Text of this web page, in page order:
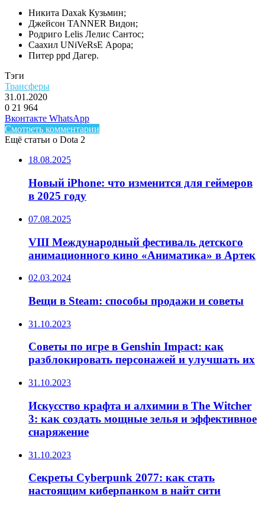
Никита Daxak Кузьмин;
Джейсон TANNER Видон;
Родриго Lelis Лелис Сантос;
Саахил UNiVeRsE Арора;
Питер ppd Дагер.
Тэги
Трансферы
31.01.2020
0 21 964
Facebook
Twitter
LinkedIn
Вконтакте WhatsAppTelegram
Смотреть комментарии
Ещё статьи о Dota 2
18.08.2025
Новый iPhone: что изменится для геймеров
в 2025 году
07.08.2025
VIII Международный фестиваль детского
анимационного кино «Аниматика» в Артек
02.03.2024
Вещи в Steam: способы продажи и советы
31.10.2023
Советы по игре в Genshin Impact: как
разблокировать персонажей и улучшать их
31.10.2023
Искусство крафта и алхимии в The Witcher
3: как создать мощные зелья и эффективное
снаряжение
31.10.2023
Секреты Cyberpunk 2077: как стать
настоящим киберпанком в найт сити